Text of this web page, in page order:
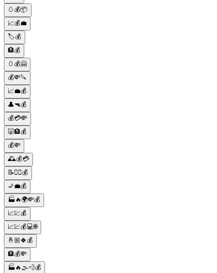
🥚💰📦
📈💰💼
🏷️💰
🏦💰
🥚💰🤗
💰💸🔪
📈💼💰
👤🔫💰
💰💳💸
🐷🏦💰
💰💸
🕰️💰💳
📝👨‍⚖️💰
🚬💼💰
🏭🔥🌍💸💰
📈💹💰
📈💹💰💻🌐
🤞🏼🍀💰
🏦💰💸
🏭🔥🌫️💨💰